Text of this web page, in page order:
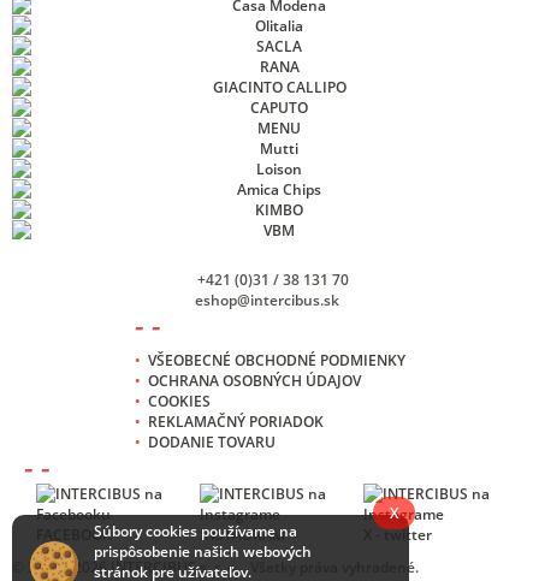
+421 (0)31 / 38 131 70
eshop@intercibus.sk
- -
• VŠEOBECNÉ OBCHODNÉ PODMIENKY
• OCHRANA OSOBNÝCH ÚDAJOV
• COOKIES
• REKLAMAČNÝ PORIADOK
• DODANIE TOVARU
- -
FACEBOOK INSTAGRAM
X - twitter
© 2013 -2026 INTERCIBUS s. r. o. , Všetky práva vyhradené.
Súbory cookies používame na
prispôsobenie našich webových
stránok pre užívateľov.
X